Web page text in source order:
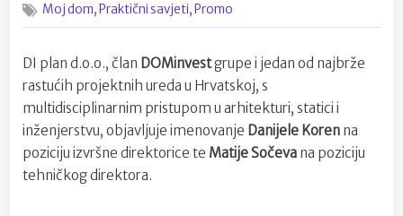
u
tim
nove
stručnjake!
„Pred
nama
Moj dom,Praktični savjeti,Promo
DI plan d.o.o., član DOMinvestgrupe i jedan od najbrže
rastućih projektnih ureda u Hrvatskoj, s
multidisciplinarnim pristupom u arhitekturi, statici i
inženjerstvu, objavljuje imenovanje Danijele Koren na
poziciju izvršne direktorice te Matije Sočeva na poziciju
tehničkog direktora.